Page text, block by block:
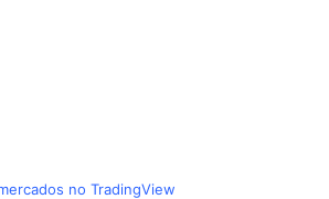
no TradingView